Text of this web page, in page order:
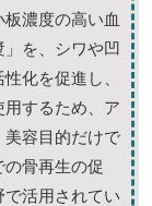
濃度の高い血
を、シワや凹
化を促進し、
するため、ア
美容目的だけで
骨再生の促
活用されてい